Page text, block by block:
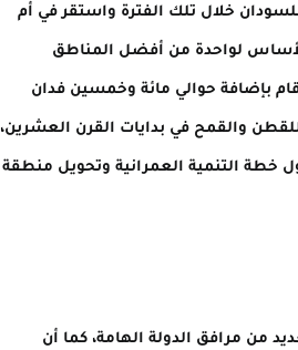
خلال تلك الفترة واستقر في أم
الأساس لواحدة من أفضل المناطق
بإضافة حوالي مائة وخمسين فدان
والقمح في بدايات القرن العشرين،
خطة التنمية العمرانية وتحويل منطقة
من مرافق الدولة الهامة، كما أن